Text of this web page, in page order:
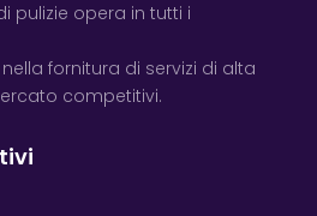
pulizie opera in tutti i
fornitura di servizi di alta
competitivi.